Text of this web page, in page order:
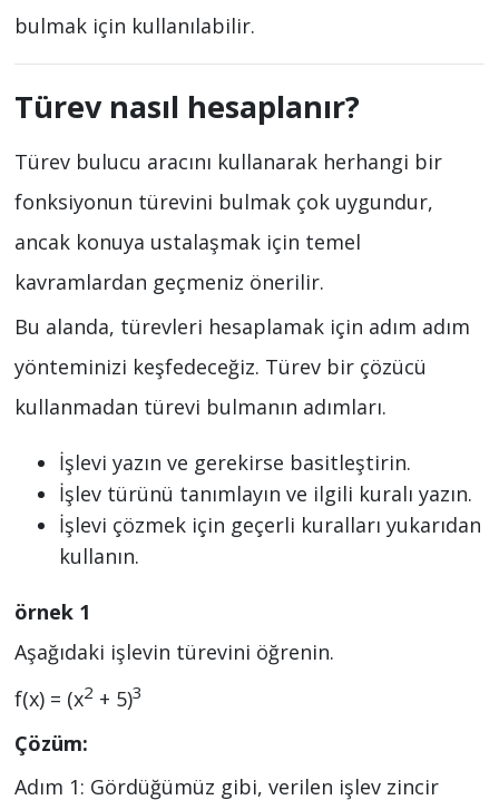
bulmak için kullanılabilir.
Türev nasıl hesaplanır?
Türev bulucu aracını kullanarak herhangi bir
fonksiyonun türevini bulmak çok uygundur,
ancak konuya ustalaşmak için temel
kavramlardan geçmeniz önerilir.
Bu alanda, türevleri hesaplamak için adım adım
yönteminizi keşfedeceğiz. Türev bir çözücü
kullanmadan türevi bulmanın adımları.
İşlevi yazın ve gerekirse basitleştirin.
İşlev türünü tanımlayın ve ilgili kuralı yazın.
İşlevi çözmek için geçerli kuralları yukarıdan
kullanın.
örnek 1
Aşağıdaki işlevin türevini öğrenin.
f(x) = (x2 + 5)3
Çözüm:
Adım 1: Gördüğümüz gibi, verilen işlev zincir